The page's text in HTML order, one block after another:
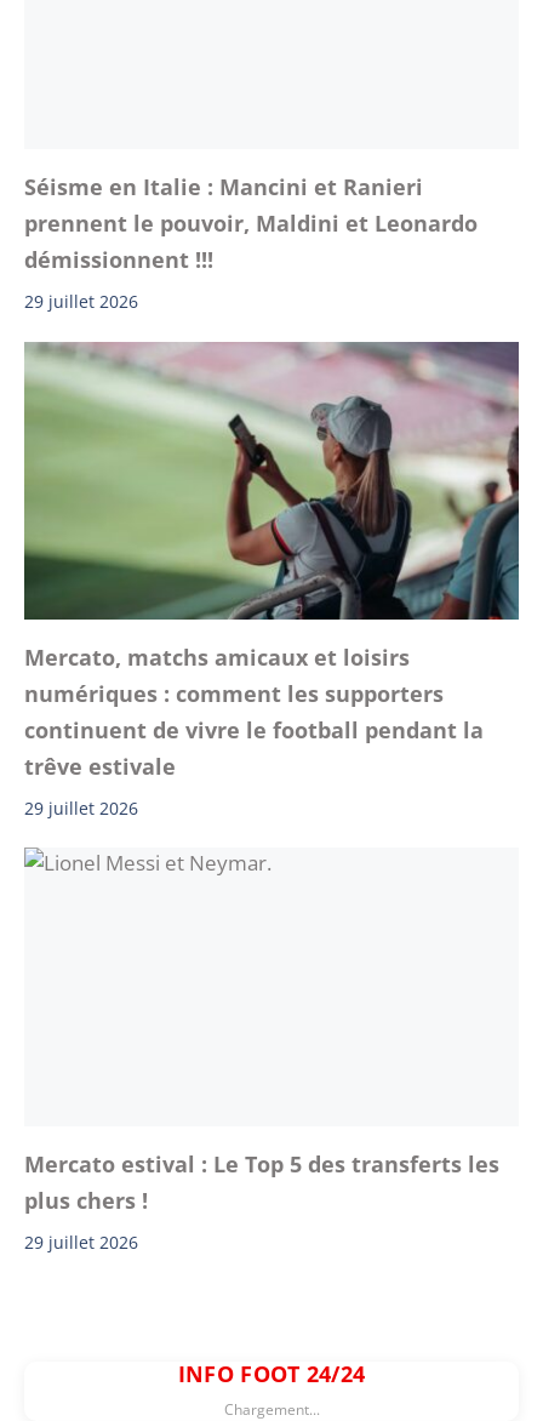
Séisme en Italie : Mancini et Ranieri
prennent le pouvoir, Maldini et Leonardo
démissionnent !!!
29 juillet 2026
Mercato, matchs amicaux et loisirs
numériques : comment les supporters
continuent de vivre le football pendant la
trêve estivale
29 juillet 2026
Mercato estival : Le Top 5 des transferts les
plus chers !
29 juillet 2026
INFO FOOT 24/24
Chargement...